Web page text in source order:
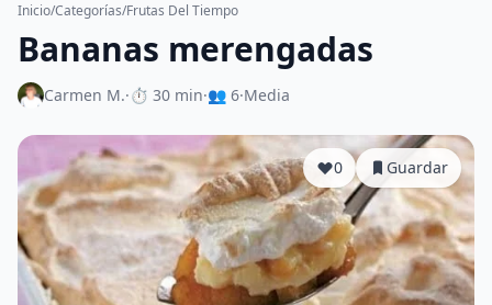
Inicio/Categorías/Frutas Del Tiempo
Bananas merengadas
Carmen M.·⏱ 30 min·👥 6·Media
0 Guardar